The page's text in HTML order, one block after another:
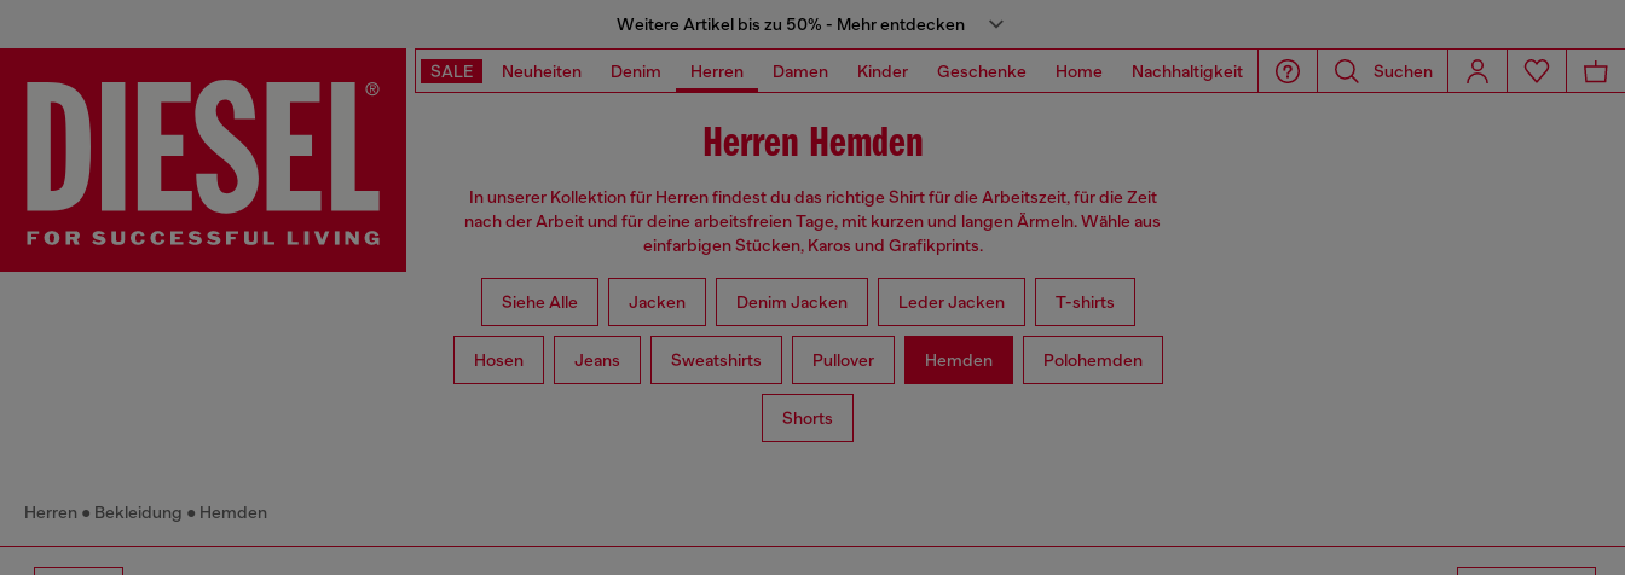
Weitere Artikel bis zu 50% - Mehr entdecken
SALE Neuheiten Denim Herren Damen Kinder Geschenke Home Nachhaltigkeit Suchen
Herren Hemden
In unserer Kollektion für Herren findest du das richtige Shirt für die Arbeitszeit, für die Zeit
nach der Arbeit und für deine arbeitsfreien Tage, mit kurzen und langen Ärmeln. Wähle aus
einfarbigen Stücken, Karos und Grafikprints.
Siehe Alle Jacken Denim Jacken Leder Jacken T-shirts
Hosen Jeans Sweatshirts Pullover Hemden Polohemden
Shorts
Herren Bekleidung Hemden